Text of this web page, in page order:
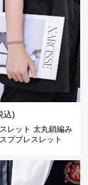
込)
レット 太丸鎖編み
プブレスレット